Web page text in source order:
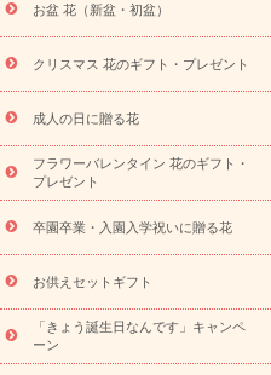
お盆（新盆・初盆）
寄せギフト
ビジネス用 ご自
プリザーブドフラワー
スタイ
花束
スタンド花 お祝い
蘭・花鉢
ミディ胡蝶蘭・お祝い
の青色胡蝶蘭
観葉植物 観葉
ドフラワー
お祝い お供え・
ミオーダー
プチギフト（
eギフト
花キューピットのeGfit
レンジ
レッド お花の種類
算から探す
お祝い お祝い
お祝い・5000円～ お祝い・
お供え・お悔やみ
お供え・
悔やみ・5000円～ お供え・お
お盆 花（新盆・初盆）
クリスマス 花のギフト・プレゼント
成人の日に贈る花
フラワーバレンタイン 花のギフト・
プレゼント
卒園卒業・入園入学祝いに贈る花
お供えセットギフト
「きょう誕生日なんです」キャンペ
ーン